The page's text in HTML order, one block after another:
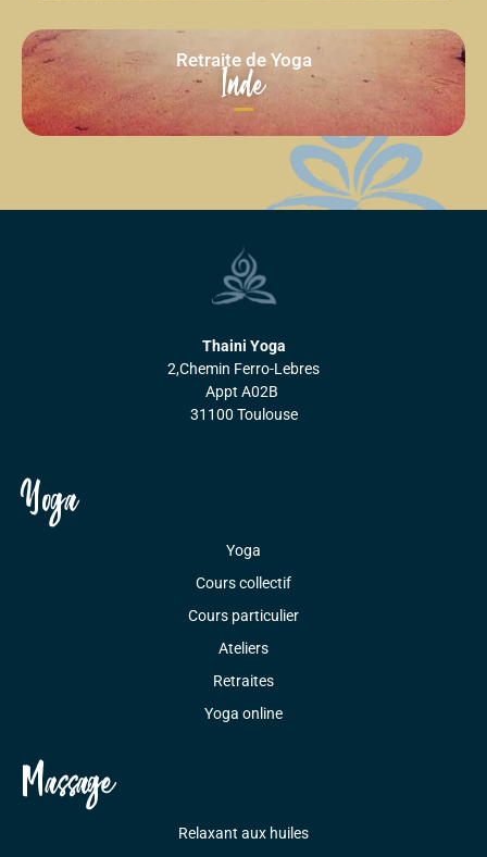
Retraite de Yoga
Inde
Thaini Yoga
2,Chemin Ferro-Lebres
Appt A02B
31100 Toulouse
Yoga
Yoga
Cours collectif
Cours particulier
Ateliers
Retraites
Yoga online
Massage
Relaxant aux huiles